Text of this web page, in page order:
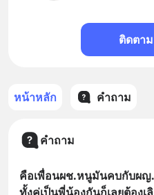
ติดตาม
หน้าหลัก คำถาม
คำถาม
คือเพื่อนผช.หนูมันคบกับผญ